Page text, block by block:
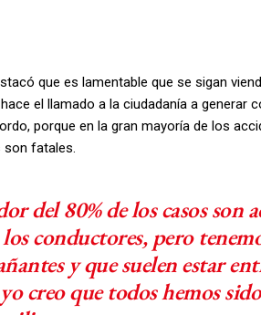
que es lamentable que se sigan
el llamado a la ciudadanía a
porque en la gran mayoría de los
fatales.
del 80% de los casos son
conductores, pero
y que suelen estar
creo que todos hemos